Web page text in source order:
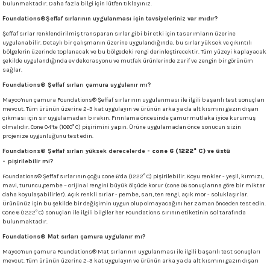
°C Ritual Glaze - Melt Gloop
Ritual Glaze - Beads
°C
°C
- 1222 °C
- 1046 °C
°C
1046 °C
- 1046 °C
bulunmaktadır. Daha fazla bilgi için lütfen tıklayınız.
Foundations®Şeffaf sırlarının uygulanması için tavsiyeleriniz var mıdır?
Şeffaf sırlar renklendirilmiş transparan sırlar gibi bir etki için tasarımların üzerine
uygulanabilir. Detaylı bir çalışmanın üzerine uygulandığında, bu sırlar yüksek ve çıkıntılı
bölgelerin üzerinde toplanacak ve bu bölgedeki rengi derinleştirecektir. Tüm yüzeyi kaplayacak
şekilde uygulandığında ev dekorasyonu ve mutfak ürünlerinde zarif ve zengin bir görünüm
sağlar.
Foundations® Şeffaf sırları çamura uygulanır mı?
Mayco’nun çamura Foundations® Şeffaf sırlarının uygulanması ile ilgili başarılı test sonuçları
mevcut. Tüm ürünün üzerine 2-3 kat uygulayın ve ürünün arka ya da alt kısmını gazın dışarı
çıkması için sır uygulamadan bırakın. Fırınlama öncesinde çamur mutlaka iyice kurumuş
olmalıdır. Cone 04’te (1060° C) pişirimini yapın. Ürüne uygulamadan önce sonucun sizin
projenize uygunluğunu test edin.
Foundations® Şeffaf sırları yüksek derecelerde - cone 6 (1222° C) ve üstü
- pişirilebilir mi?
Foundations® Şeffaf sırlarının çoğu cone 6’da (1222° C) pişirilebilir. Koyu renkler - yeşil, kırmızı,
mavi, turuncu,pembe – orijinal rengini büyük ölçüde korur (cone 06 sonuçlarına göre bir miktar
daha koyulaşabilirler). Açık renkli sırlar - pembe, sarı, ten rengi, açık mor - soluklaşırlar.
Ürününüz için bu şekilde bir değişimin uygun olup olmayacağını her zaman önceden test edin.
Cone 6 (1222° C) sonuçları ile ilgili bilgiler her Foundations sırının etiketinin sol tarafında
bulunmaktadır.
Foundations® Mat sırları çamura uygulanır mı?
Mayco’nun çamura Foundations® Mat sırlarının uygulanması ile ilgili başarılı test sonuçları
mevcut. Tüm ürünün üzerine 2-3 kat uygulayın ve ürünün arka ya da alt kısmını gazın dışarı